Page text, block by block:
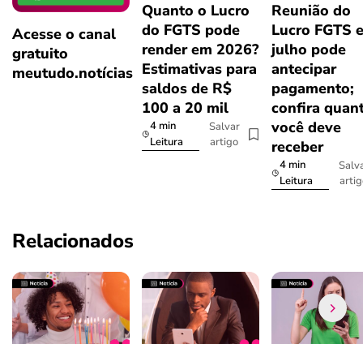
Acesse o canal
gratuito
meutudo.notícias
Quanto o Lucro
do FGTS pode
render em 2026?
Estimativas para
saldos de R$
100 a 20 mil
4 min
Leitura
Salvar
artigo
Reunião do
Lucro FGTS
julho pode
antecipar
pagamento;
confira
você deve
receber
4 min
Leitura
Relacionados